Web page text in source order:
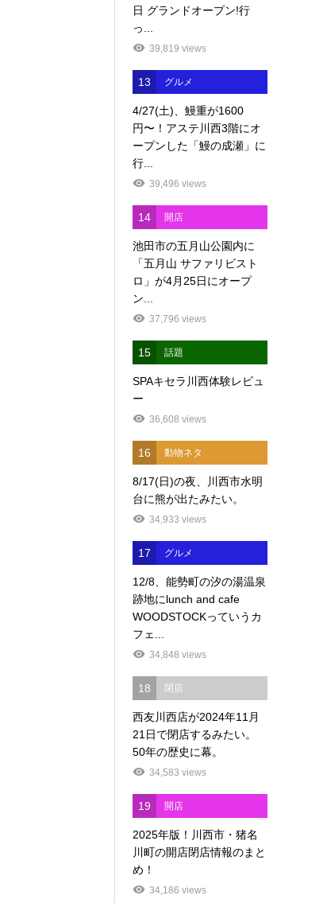
日 グランドオープン!行
っ...
39,819 views
13 グルメ
4/27(土)、鰻重が1600
円〜！アステ川西3階にオ
ープンした「鰻の成瀬」に
行...
39,496 views
14 開店
池田市の五月山公園内に
「五月山 サファリビスト
ロ」が4月25日にオープ
ン...
37,796 views
15 話題
SPAキセラ川西体験レビュ
ー
36,608 views
16 動物ネタ
8/17(日)の夜、川西市水明
台に熊が出たみたい。
34,933 views
17 グルメ
12/8、能勢町の汐の湯温泉
跡地にlunch and cafe
WOODSTOCKっていうカ
フェ...
34,848 views
18 閉店
西友川西店が2024年11月
21日で閉店するみたい。
50年の歴史に幕。
34,583 views
19 開店
2025年版！川西市・猪名
川町の開店閉店情報のまと
め！
34,186 views